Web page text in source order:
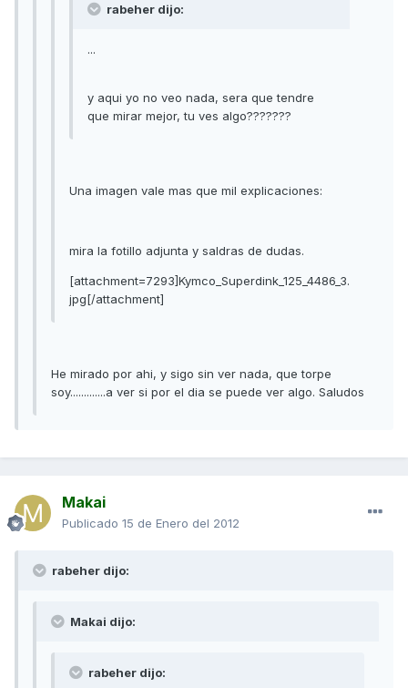
rabeher dijo:
...
y aqui yo no veo nada, sera que tendre
que mirar mejor, tu ves algo???????
Una imagen vale mas que mil explicaciones:
mira la fotillo adjunta y saldras de dudas.
[attachment=7293]Kymco_Superdink_125_4486_3.
jpg[/attachment]
He mirado por ahi, y sigo sin ver nada, que torpe
soy.............a ver si por el dia se puede ver algo. Saludos
Makai
Publicado 15 de Enero del 2012
rabeher dijo:
Makai dijo:
rabeher dijo: